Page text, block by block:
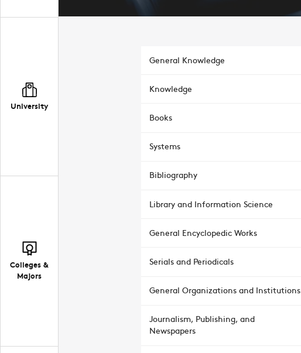
University
Colleges &
Majors
General Knowledge
Knowledge
Books
Systems
Bibliography
Library and Information Science
General Encyclopedic Works
Serials and Periodicals
General Organizations and Institutions
Journalism, Publishing, and
Newspapers